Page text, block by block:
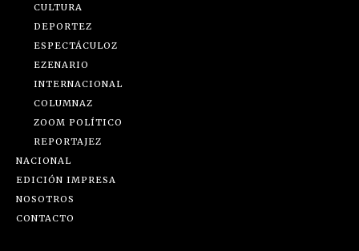
CULTURA
DEPORTEZ
ESPECTÁCULOZ
EZENARIO
INTERNACIONAL
COLUMNAZ
ZOOM POLÍTICO
REPORTAJEZ
NACIONAL
EDICIÓN IMPRESA
NOSOTROS
CONTACTO